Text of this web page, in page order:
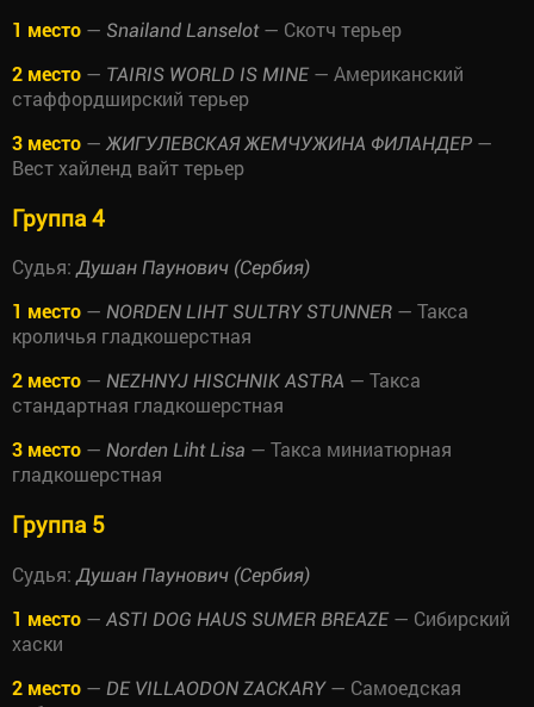
1 место — Snailand Lanselot— Скотч терьер
2 место — TAIRIS WORLD IS MINE — Американский
стаффордширский терьер
3 место — ЖИГУЛЕВСКАЯ ЖЕМЧУЖИНА ФИЛАНДЕР —
Вест хайленд вайт терьер
Группа 4
Судья: Душан Паунович (Сербия)
1 место — NORDEN LIHT SULTRY STUNNER — Такса
кроличья гладкошерстная
2 место — NEZHNYJ HISCHNIK ASTRA — Такса
стандартная гладкошерстная
3 место — Norden Liht Lisa — Такса миниатюрная
гладкошерстная
Группа 5
Судья: Душан Паунович (Сербия)
1 место — ASTI DOG HAUS SUMER BREAZE — Сибирский
хаски
2 место — DE VILLAODON ZACKARY— Самоедская